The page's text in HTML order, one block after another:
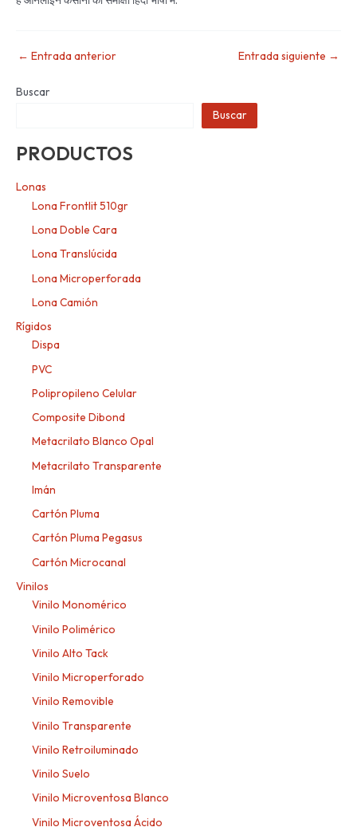
← Entrada anterior Entrada siguiente →
Buscar
Buscar
PRODUCTOS
Lonas
Lona Frontlit 510gr
Lona Doble Cara
Lona Translúcida
Lona Microperforada
Lona Camión
Rígidos
Dispa
PVC
Polipropileno Celular
Composite Dibond
Metacrilato Blanco Opal
Metacrilato Transparente
Imán
Cartón Pluma
Cartón Pluma Pegasus
Cartón Microcanal
Vinilos
Vinilo Monomérico
Vinilo Polimérico
Vinilo Alto Tack
Vinilo Microperforado
Vinilo Removible
Vinilo Transparente
Vinilo Retroiluminado
Vinilo Suelo
Vinilo Microventosa Blanco
Vinilo Microventosa Ácido